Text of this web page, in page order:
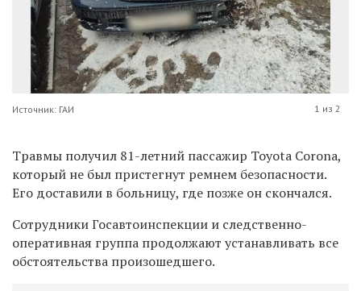
Источник: ГАИ 1 из 2
Травмы получил 81-летний пассажир Toyota Corona,
который не был пристегнут ремнем безопасности.
Его доставили в больницу, где позже он скончался.
Сотрудники Госавтоинспекции и следственно-
оперативная группа продолжают устанавливать все
обстоятельства произошедшего.